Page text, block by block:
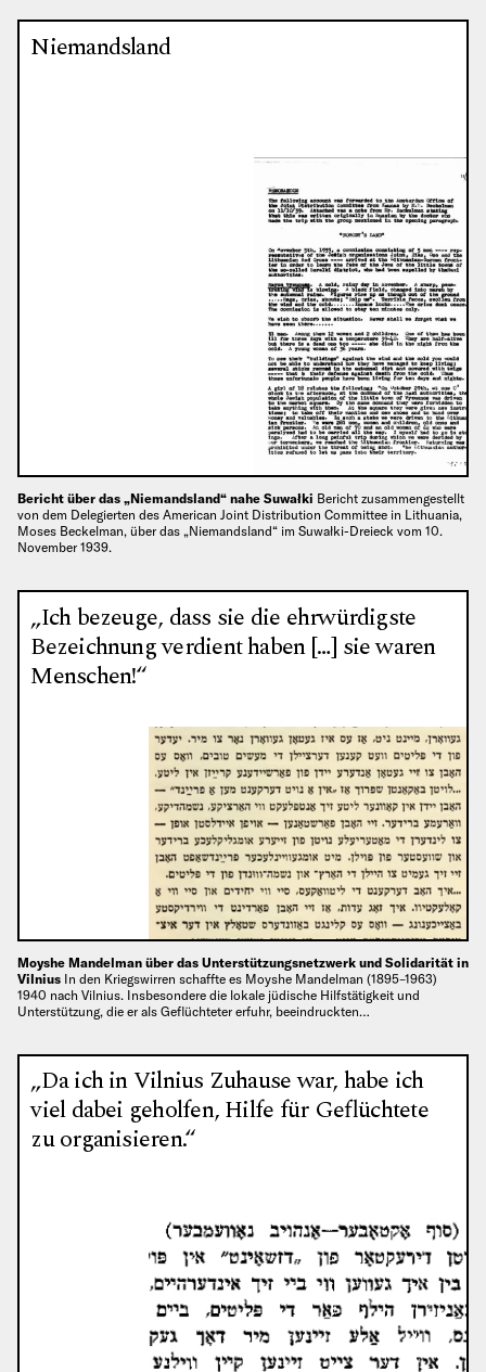
Niemandsland
Bericht über das „Niemandsland“ nahe Suwałki Bericht zusammengestellt
von dem Delegierten des American Joint Distribution Committee in Lithuania,
Moses Beckelman, über das „Niemandsland“ im Suwałki-Dreieck vom 10.
November 1939.
„Ich bezeuge, dass sie die ehrwürdigste
Bezeichnung verdient haben […] sie waren
Menschen!“
Moyshe Mandelman über das Unterstützungsnetzwerk und Solidarität in
Vilnius In den Kriegswirren schaffte es Moyshe Mandelman (1895–1963)
1940 nach Vilnius. Insbesondere die lokale jüdische Hilfstätigkeit und
Unterstützung, die er als Geflüchteter erfuhr, beeindruckten…
„Da ich in Vilnius Zuhause war, habe ich
viel dabei geholfen, Hilfe für Geflüchtete
zu organisieren.“